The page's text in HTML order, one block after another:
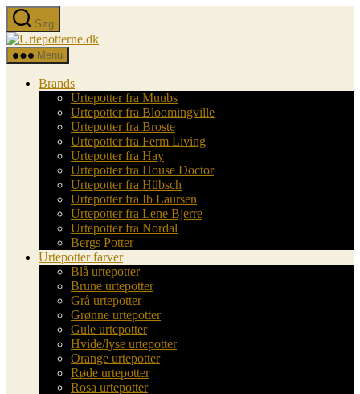
Spring
til
indholdet
Søg
Urtepotterne.dk
Menu
Brands
Urtepotter fra Muubs
Urtepotter fra Bloomingville
Urtepotter fra Broste
Urtepotter fra Ferm Living
Urtepotter fra Hay
Urtepotter fra House Doctor
Urtepotter fra Hübsch
Urtepotter fra Ib Laursen
Urtepotter fra Lene Bjerre
Urtepotter fra Nordal
Bergs Potter
Urtepotter farver
Blå urtepotter
Brune urtepotter
Grå urtepotter
Grønne urtepotter
Gule urtepotter
Hvide/lyse urtepotter
Orange urtepotter
Røde urtepotter
Rosa urtepotter